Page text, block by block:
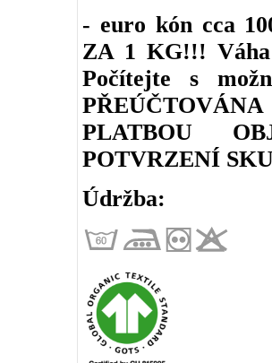
- euro kón cca
ZA 1 KG!!!
Počítejte s
PLATBOU
POTVRZENÍ
Údržba: